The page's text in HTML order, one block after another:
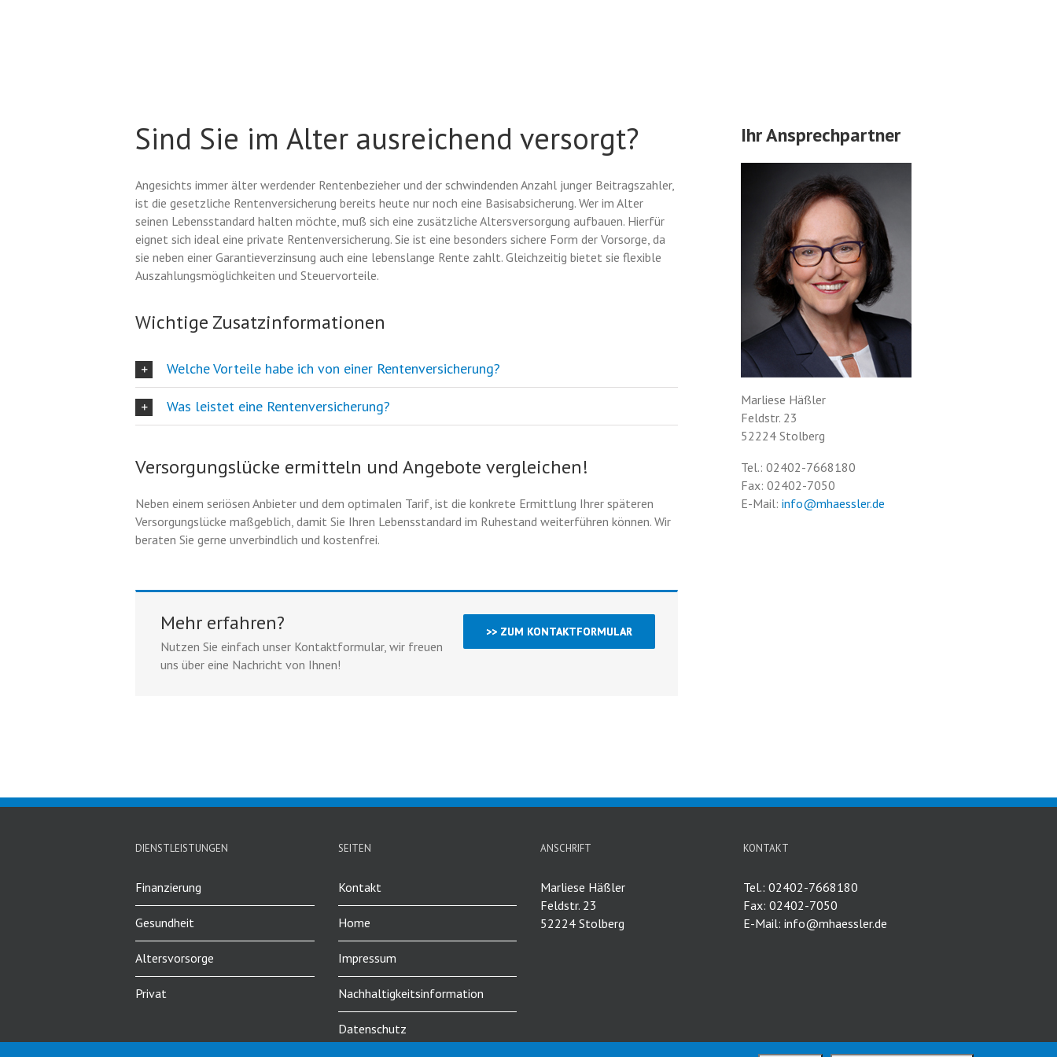
Sind Sie im Alter ausreichend versorgt?
Angesichts immer älter werdender Rentenbezieher und der schwindenden Anzahl junger Beitragszahler,
ist die gesetzliche Rentenversicherung bereits heute nur noch eine Basisabsicherung. Wer im Alter
seinen Lebensstandard halten möchte, muß sich eine zusätzliche Altersversorgung aufbauen. Hierfür
eignet sich ideal eine private Rentenversicherung. Sie ist eine besonders sichere Form der Vorsorge, da
sie neben einer Garantieverzinsung auch eine lebenslange Rente zahlt. Gleichzeitig bietet sie flexible
Auszahlungsmöglichkeiten und Steuervorteile.
Wichtige Zusatzinformationen
Welche Vorteile habe ich von einer Rentenversicherung?
Was leistet eine Rentenversicherung?
Versorgungslücke ermitteln und Angebote vergleichen!
Neben einem seriösen Anbieter und dem optimalen Tarif, ist die konkrete Ermittlung Ihrer späteren
Versorgungslücke maßgeblich, damit Sie Ihren Lebensstandard im Ruhestand weiterführen können. Wir
beraten Sie gerne unverbindlich und kostenfrei.
>> ZUM KONTAKTFORMULAR
Mehr erfahren?
Nutzen Sie einfach unser Kontaktformular, wir freuen
uns über eine Nachricht von Ihnen!
Ihr Ansprechpartner
Marliese Häßler
Feldstr. 23
52224 Stolberg
Tel.: 02402-7668180
Fax: 02402-7050
E-Mail: info@mhaessler.de
DIENSTLEISTUNGEN
Finanzierung
Gesundheit
Altersvorsorge
Privat
SEITEN
Kontakt
Home
Impressum
Nachhaltigkeitsinformation
Datenschutz
ANSCHRIFT
Marliese Häßler
Feldstr. 23
52224 Stolberg
KONTAKT
Tel.: 02402-7668180
Fax: 02402-7050
E-Mail: info@mhaessler.de